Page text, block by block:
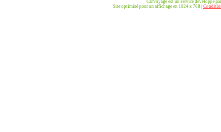
CarVoyage est un service développé
Site optimisé pour un affichage en 1024 x 768 |